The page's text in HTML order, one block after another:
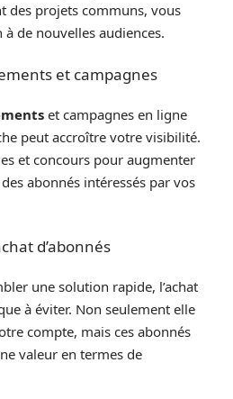
des projets communs, vous
à de nouvelles audiences.
et campagnes
et campagnes en ligne
peut accroître votre visibilité.
et concours pour augmenter
abonnés intéressés par vos
d’abonnés
une solution rapide, l’achat
à éviter. Non seulement elle
compte, mais ces abonnés
valeur en termes de